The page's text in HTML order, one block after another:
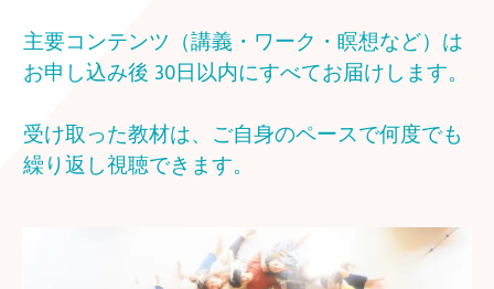
主要コンテンツ（講義・ワーク・瞑想など）は
お申し込み後 30日以内にすべてお届けします。
受け取った教材は、ご自身のペースで何度でも
繰り返し視聴できます。